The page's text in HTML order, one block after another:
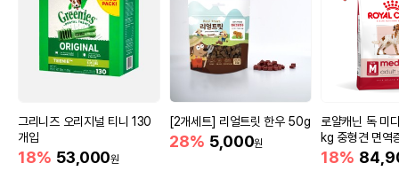
그리니즈 오리지널 티니 130
개입
18% 53,000원
[2개세트] 리얼트릿 한우 50g
28% 5,000원
로얄캐닌 독 미
kg 중형견 면역
18%